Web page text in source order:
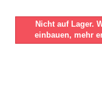
Nicht auf Lager.
einbauen, mehr